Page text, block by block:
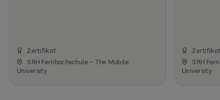
Zertifikat
SRH Fernhochschule – The Mobile
University
SRH
University